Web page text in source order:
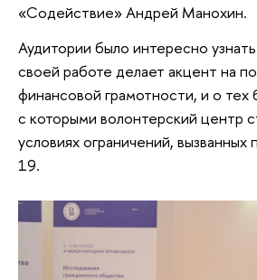
«Содействие» Андрей Манохин.
Аудитории было интересно
своей работе делает акцент на
финансовой грамотности, и о тех
с которыми волонтерский центр
условиях ограничений,
19.